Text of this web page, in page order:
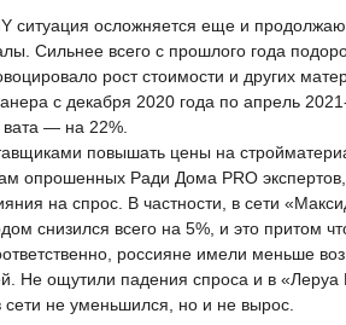
ситуация осложняется еще и
Сильнее всего с прошлого года
рост стоимости и других
с декабря 2020 года по апрель
— на 22%.
повышать цены на
опрошенных Ради Дома PRO экспертов,
на спрос. В частности, в сети
снизился всего на 5%, и это притом
россияне имели меньше
Не ощутили падения спроса и в «Леруа
сети не уменьшился, но и не вырос.